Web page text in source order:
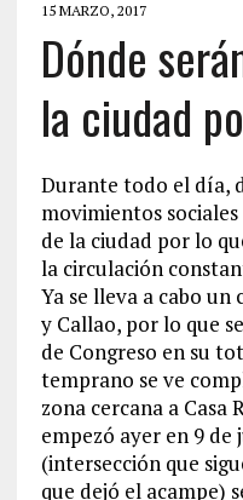
15 MARZO, 2017
Dónde
la ciudad
Durante todo el día,
movimientos
de la ciudad por lo
la circulación
Ya se lleva a cabo
y Callao, por lo que
de Congreso en su
temprano se ve
zona cercana a Casa
empezó ayer en 9 de
(intersección que
que dejó el acampe)